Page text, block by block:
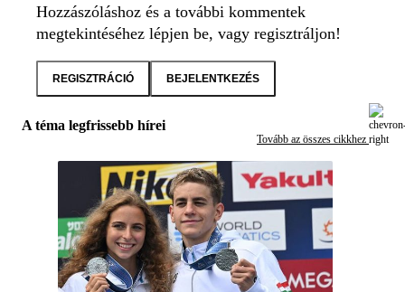
Hozzászóláshoz és a további kommentek
megtekintéséhez lépjen be, vagy regisztráljon!
REGISZTRÁCIÓ BEJELENTKEZÉS
A téma legfrissebb hírei
Tovább az összes cikkhez